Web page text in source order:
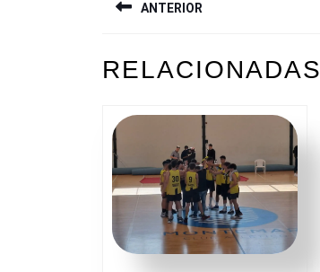
DE
ENTRADAS
ANTERIOR
anterior:
RELACIONADAS